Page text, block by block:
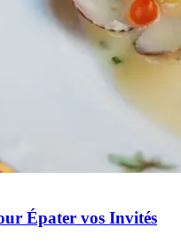
Épater vos Invités